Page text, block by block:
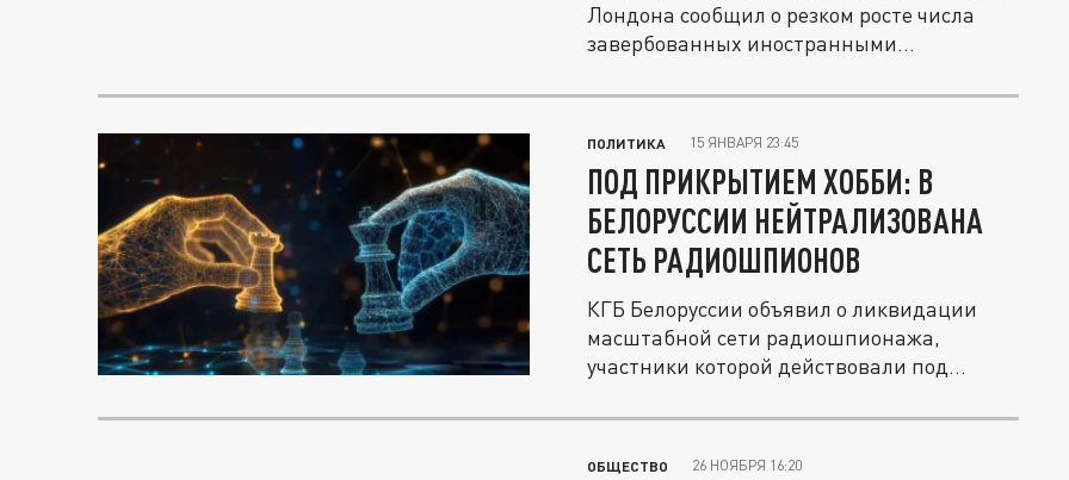
Лондона сообщил о резком росте числа
завербованных иностранными...
ПОЛИТИКА 15 ЯНВАРЯ 23:45
ПОД ПРИКРЫТИЕМ ХОББИ: В
БЕЛОРУССИИ НЕЙТРАЛИЗОВАНА
СЕТЬ РАДИОШПИОНОВ
КГБ Белоруссии объявил о ликвидации
масштабной сети радиошпионажа,
участники которой действовали под
ОБЩЕСТВО 26 НОЯБРЯ 16:20